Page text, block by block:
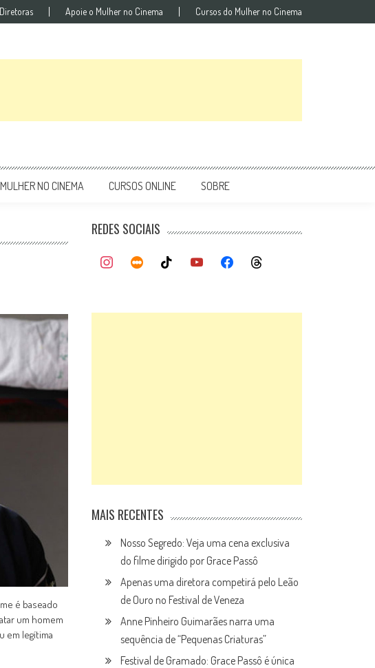
Apoie o Mulher no Cinema Cursos do Mulher no Cinema
NO CINEMA CURSOS ONLINE SOBRE
é baseado
um homem
em legítima
REDES SOCIAIS
MAIS RECENTES
Nosso Segredo: Veja uma cena exclusiva
do filme dirigido por Grace Passô
Apenas uma diretora competirá pelo Leão
de Ouro no Festival de Veneza
Anne Pinheiro Guimarães narra uma
sequência de “Pequenas Criaturas”
Festival de Gramado: Grace Passô é única